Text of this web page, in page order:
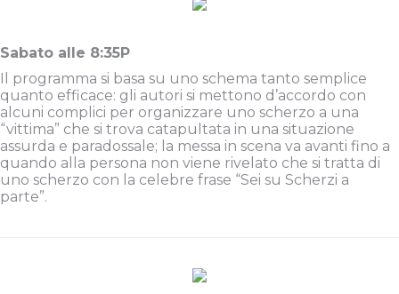
Sabato alle 8:35P
Il programma si basa su uno schema tanto semplice
quanto efficace: gli autori si mettono d’accordo con
alcuni complici per organizzare uno scherzo a una
“vittima” che si trova catapultata in una situazione
assurda e paradossale; la messa in scena va avanti fino a
quando alla persona non viene rivelato che si tratta di
uno scherzo con la celebre frase “Sei su Scherzi a
parte”.